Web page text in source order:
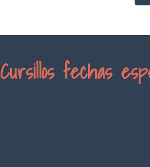
Cursillos fechas